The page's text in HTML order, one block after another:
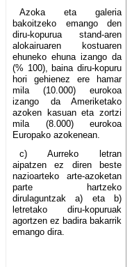
Azoka eta galeria
bakoitzeko emango den
diru-kopurua stand-aren
alokairuaren kostuaren
ehuneko ehuna izango da
(% 100), baina diru-kopuru
hori gehienez ere hamar
mila (10.000) eurokoa
izango da Ameriketako
azoken kasuan eta zortzi
mila (8.000) eurokoa
Europako azokenean.
c) Aurreko letran
aipatzen ez diren beste
nazioarteko arte-azoketan
parte hartzeko
dirulaguntzak a) eta b)
letretako diru-kopuruak
agortzen ez badira bakarrik
emango dira.